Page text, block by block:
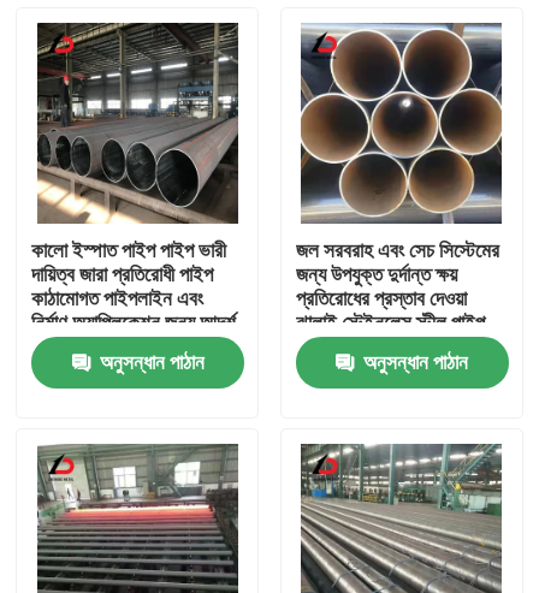
পণ্য
ভিডিও
কালো ইস্পাত পাইপ পাইপ ভারী
দায়িত্ব জারা প্রতিরোধী পাইপ
কাঠামোগত পাইপলাইন এবং
নির্মাণ অ্যাপ্লিকেশন জন্য আদর্শ
অনুসন্ধান পাঠান
জল সরবরাহ এবং সেচ সিস্টেমের
জন্য উপযুক্ত দুর্দান্ত ক্ষয়
প্রতিরোধের প্রস্তাব দেওয়া
ঝালাই স্টেইনলেস স্টীল পাইপ
অনুসন্ধান পাঠান